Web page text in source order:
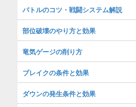
バトルのコツ・戦闘システム解説
部位破壊のやり方と効果
竜気ゲージの削り方
ブレイクの条件と効果
ダウンの発生条件と効果